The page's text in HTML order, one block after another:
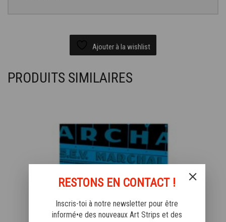
Ajouter à la wishlist
PRODUITS SIMILAIRES
RESTONS EN CONTACT !
Inscris-toi à notre newsletter pour être
informé•e des nouveaux Art Strips et des